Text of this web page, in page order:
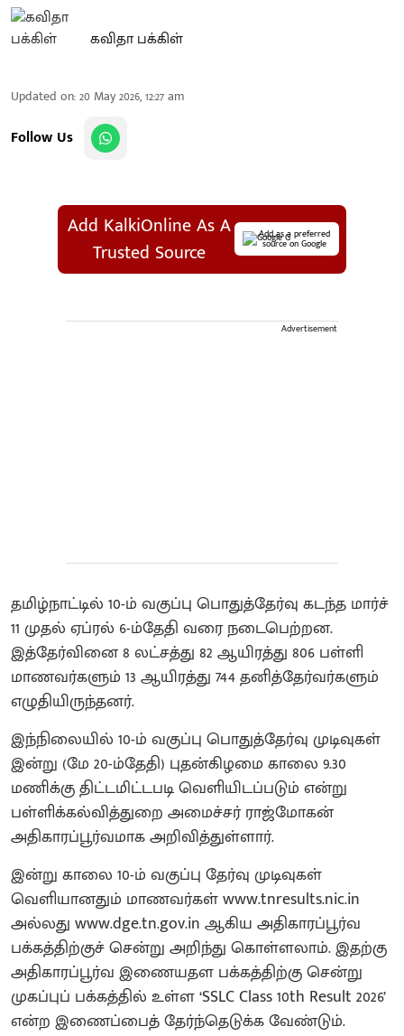
கவிதா பக்கிள்
Updated on:20 May 2026, 12:27 am
Follow Us
Add KalkiOnline As A
Trusted Source
Add as a preferred
source on Google
Advertisement
தமிழ்நாட்டில் 10-ம் வகுப்பு பொதுத்தேர்வு கடந்த மார்ச்
11 முதல் ஏப்ரல் 6-ம்தேதி வரை நடைபெற்றன.
இத்தேர்வினை 8 லட்சத்து 82 ஆயிரத்து 806 பள்ளி
மாணவர்களும் 13 ஆயிரத்து 744 தனித்தேர்வர்களும்
எழுதியிருந்தனர்.
இந்நிலையில் 10-ம் வகுப்பு பொதுத்தேர்வு முடிவுகள்
இன்று (மே 20-ம்தேதி) புதன்கிழமை காலை 9.30
மணிக்கு திட்டமிட்டபடி வெளியிடப்படும் என்று
பள்ளிக்கல்வித்துறை அமைச்சர் ராஜ்மோகன்
அதிகாரப்பூர்வமாக அறிவித்துள்ளார்.
இன்று காலை 10-ம் வகுப்பு தேர்வு முடிவுகள்
வெளியானதும் மாணவர்கள் www.tnresults.nic.in
அல்லது www.dge.tn.gov.in ஆகிய அதிகாரப்பூர்வ
பக்கத்திற்குச் சென்று அறிந்து கொள்ளலாம். இதற்கு
அதிகாரப்பூர்வ இணையதள பக்கத்திற்கு சென்று
முகப்புப் பக்கத்தில் உள்ள ‘SSLC Class 10th Result 2026’
என்ற இணைப்பைத் தேர்ந்தெடுக்க வேண்டும்.